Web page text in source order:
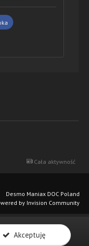
Cała aktywność
Desmo Maniax DOC Poland
by Invision Community
Akceptuję